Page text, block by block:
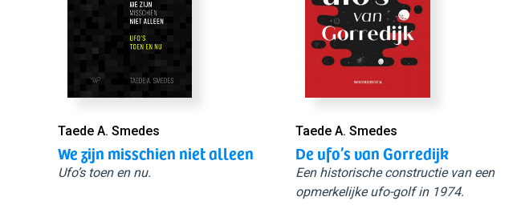
Taede A. Smedes
We zijn misschien niet alleen
Ufo’s toen en nu.
Taede A. Smedes
De ufo’s van Gorredijk
Een historische constructie van een
opmerkelijke ufo-golf in 1974.